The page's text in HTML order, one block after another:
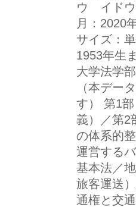
ウ イドウ
月：2020
サイズ：
1953年生
大学法学
（本デー
す） 第1
義）／第2
の体系的
運営する
基本法／
旅客運送
通権と交